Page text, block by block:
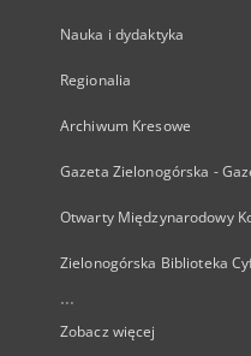
Nauka i dydaktyka
Regionalia
Archiwum Kresowe
Gazeta Zielonogórska -
Otwarty Międzynarodowy
Zielonogórska Biblioteka
...
Zobacz więcej